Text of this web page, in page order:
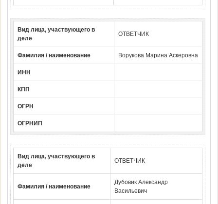
Вид лица, участвующего в
деле
ОТВЕТЧИК
Фамилия / наименование Ворукова Марина Аскеровна
ИНН
КПП
ОГРН
ОГРНИП
Вид лица, участвующего в
деле
ОТВЕТЧИК
Фамилия / наименование
Дубовик Александр
Васильевич